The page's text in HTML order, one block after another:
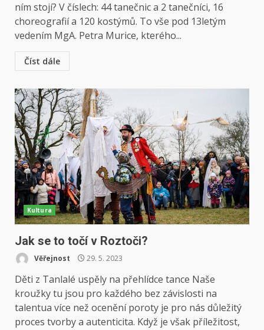
ním stojí? V číslech: 44 tanečnic a 2 tanečníci, 16
choreografií a 120 kostýmů. To vše pod 13letým
vedením MgA. Petra Murice, kterého...
Číst dále
Kultura
Jak se to točí v Roztoči?
Věřejnost 29. 5. 2023
Děti z Tanlalé uspěly na přehlídce tance Naše
kroužky tu jsou pro každého bez závislosti na
talentua více než ocenění poroty je pro nás důležitý
proces tvorby a autenticita. Když je však příležitost,